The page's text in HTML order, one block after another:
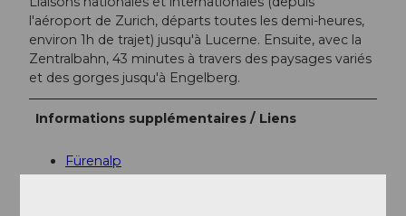
l'aéroport de Zurich, départs toutes les demi-heures,
environ 1h de trajet) jusqu'à Lucerne. Ensuite, avec la
Zentralbahn, 43 minutes à travers des paysages variés
et des gorges jusqu'à Engelberg.
Informations supplémentaires / Liens
Fürenalp
Restaurant Wasserfall